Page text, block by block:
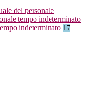
del personale
tempo indeterminato
indeterminato 17